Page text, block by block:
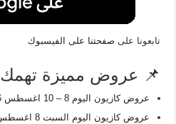
تابعونا على صفحتنا على الفيسبوك
📌 عروض مميزة تهمك
عروض كازيون اليوم 8 – 10 اغسطس 2026
عروض كازيون اليوم السبت 8 اغسطس 2026